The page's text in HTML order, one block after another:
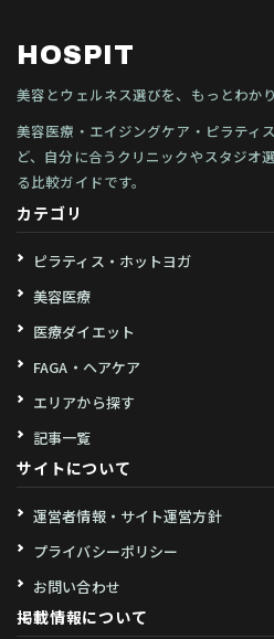
HOSPIT
美容とウェルネス選びを、もっとわか
美容医療・エイジングケア・ピラティ
ど、自分に合うクリニックやスタジオ
る比較ガイドです。
カテゴリ
ピラティス・ホットヨガ
美容医療
医療ダイエット
FAGA・ヘアケア
エリアから探す
記事一覧
サイトについて
運営者情報・サイト運営方針
プライバシーポリシー
お問い合わせ
掲載情報について